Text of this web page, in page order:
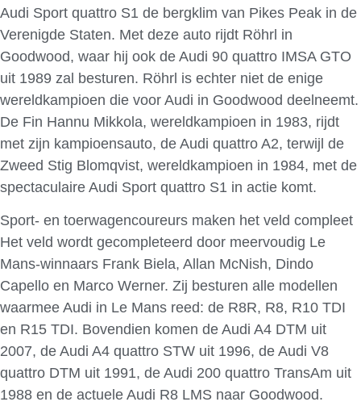
Audi Sport quattro S1 de bergklim van Pikes Peak in de
Verenigde Staten. Met deze auto rijdt Röhrl in
Goodwood, waar hij ook de Audi 90 quattro IMSA GTO
uit 1989 zal besturen. Röhrl is echter niet de enige
wereldkampioen die voor Audi in Goodwood deelneemt.
De Fin Hannu Mikkola, wereldkampioen in 1983, rijdt
met zijn kampioensauto, de Audi quattro A2, terwijl de
Zweed Stig Blomqvist, wereldkampioen in 1984, met de
spectaculaire Audi Sport quattro S1 in actie komt.
Sport- en toerwagencoureurs maken het veld compleet
Het veld wordt gecompleteerd door meervoudig Le
Mans-winnaars Frank Biela, Allan McNish, Dindo
Capello en Marco Werner. Zij besturen alle modellen
waarmee Audi in Le Mans reed: de R8R, R8, R10 TDI
en R15 TDI. Bovendien komen de Audi A4 DTM uit
2007, de Audi A4 quattro STW uit 1996, de Audi V8
quattro DTM uit 1991, de Audi 200 quattro TransAm uit
1988 en de actuele Audi R8 LMS naar Goodwood.